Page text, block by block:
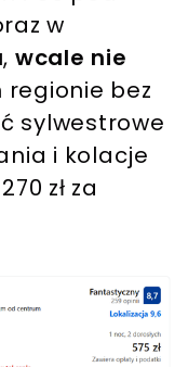
w
wcale nie
regionie bez
sylwestrowe
i kolacje
zł za